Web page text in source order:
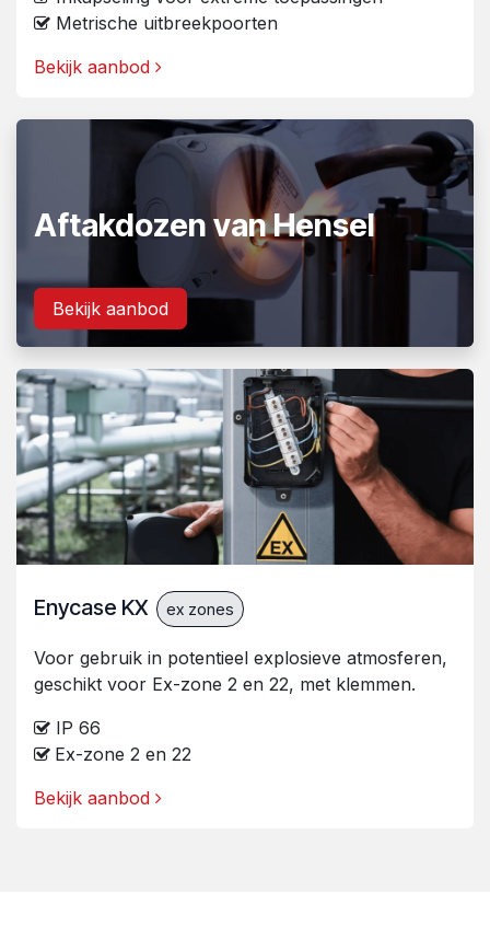
Metrische uitbreekpoorten
Bekijk aanbod
Aftakdozen van Hensel
Bekijk aanbod
Enycase KX ex zones
Voor gebruik in potentieel explosieve atmosferen,
geschikt voor Ex-zone 2 en 22, met klemmen.
IP 66
Ex-zone 2 en 22
Bekijk aanbod